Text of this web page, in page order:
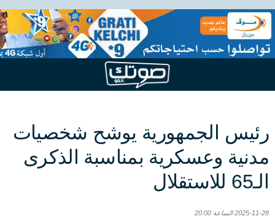
رئيس الجمهورية يوشح شخصيات
مدنية وعسكرية بمناسبة الذكرى
الـ65 للاستقلال
2025-11-28 الساعة 20:00